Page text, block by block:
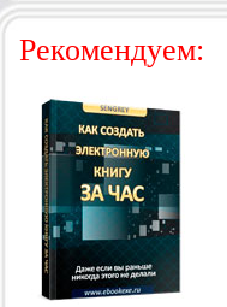
Рекомендуем: